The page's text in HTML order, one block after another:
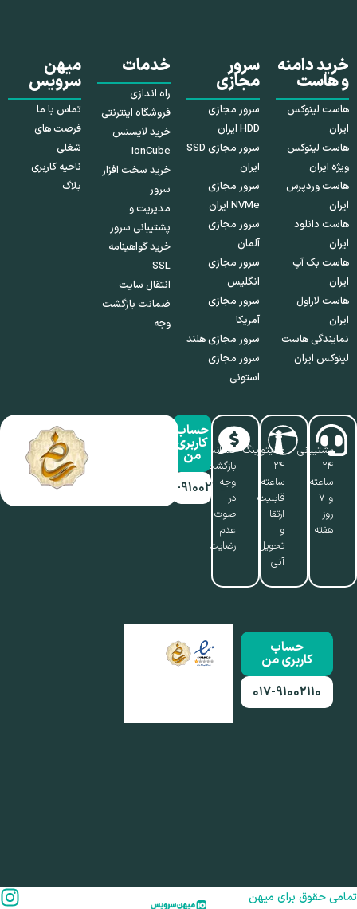
خرید دامنه
و هاست
هاست لینوکس
ایران
هاست لینوکس
ویژه ایران
هاست وردپرس
ایران
هاست دانلود
ایران
هاست بک آپ
ایران
هاست لاراول
ایران
نمایندگی هاست
لینوکس ایران
سرور
مجازی
سرور مجازی
HDD ایران
سرور مجازی SSD
ایران
سرور مجازی
NVMe ایران
سرور مجازی
آلمان
سرور مجازی
انگلیس
سرور مجازی
آمریکا
سرور مجازی هلند
سرور مجازی
استونی
خدمات
راه اندازی
فروشگاه اینترنتی
خرید لایسنس
ionCube
خرید سخت افزار
سرور
مدیریت و
پشتیبانی سرور
خرید گواهینامه
SSL
انتقال سایت
ضمانت بازگشت
وجه
میهن
سرویس
تماس با ما
فرصت های
شغلی
ناحیه کاربری
بلاگ
پشتیبانی
۲۴
ساعته
و ۷
روز
هفته
مانیتورینگ
۲۴
ساعته،
قابلیت
ارتقا
تحویل
آنی
ضمانت
بازگشت
وجه
در
صوت
عدم
رضایت
حساب
کاربری
من
۰۱۷-۹۱۰۰۲۱۱۰
حساب
کاربری من
۰۱۷-۹۱۰۰۲۱۱۰
حقوق برای میهن